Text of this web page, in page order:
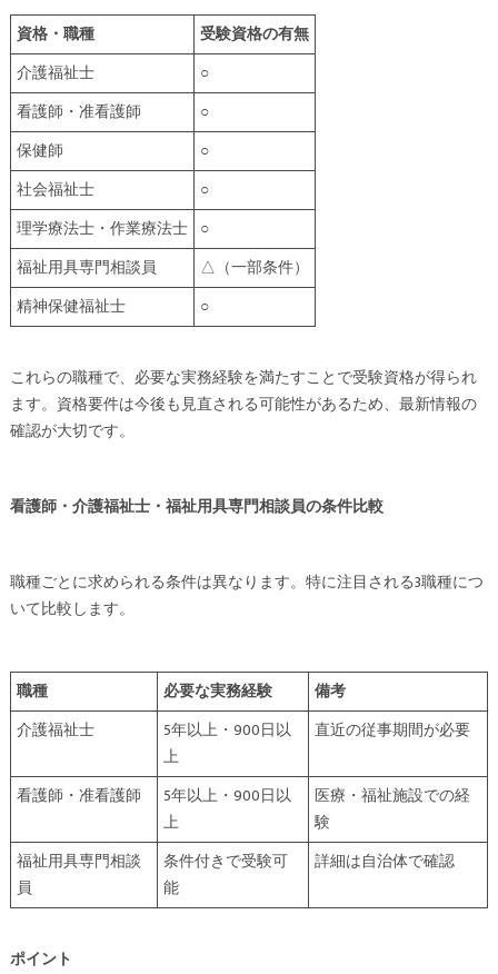
資格・職種
受験資格の有無
介護福祉士
○
看護師・准看護師
○
保健師
○
社会福祉士
○
理学療法士・作業療法士 ○
福祉用具専門相談員
△（一部条件）
精神保健福祉士
○
これらの職種で、必要な実務経験を満たすことで受験資格が得られ
ます。資格要件は今後も見直される可能性があるため、最新情報の
確認が大切です。
看護師・介護福祉士・福祉用具専門相談員の条件比較
職種ごとに求められる条件は異なります。特に注目される3職種につ
いて比較します。
職種 必要な実務経験
備考
介護福祉士
5年以上・900日以
上
直近の従事期間が必要
看護師・准看護師
5年以上・900日以
上
医療・福祉施設での経
験
福祉用具専門相談
員
条件付きで受験可
能
詳細は自治体で確認
ポイント